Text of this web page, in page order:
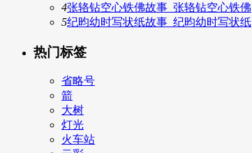
4张辂钻空心铁佛故事_张辂钻空心铁佛
5纪昀幼时写状纸故事_纪昀幼时写状纸
热门标签
省略号
箭
大树
灯光
火车站